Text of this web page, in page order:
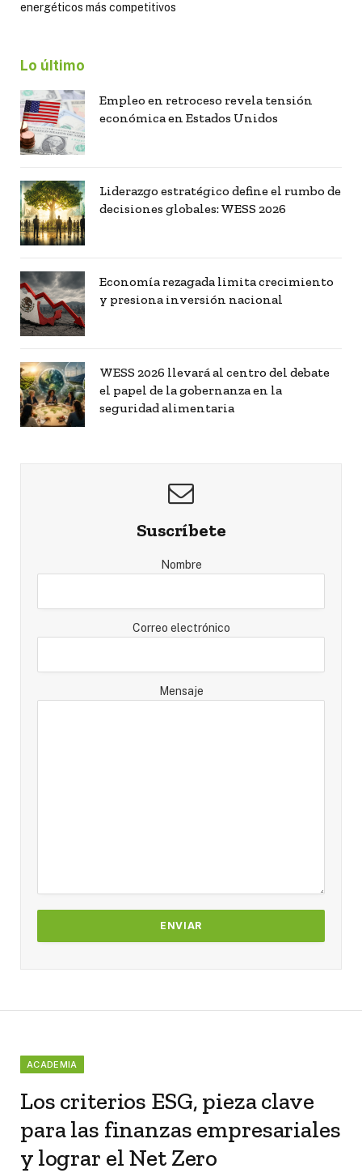
energéticos más competitivos
Lo último
Empleo en retroceso revela tensión
económica en Estados Unidos
Liderazgo estratégico define el rumbo de
decisiones globales: WESS 2026
Economía rezagada limita crecimiento
y presiona inversión nacional
WESS 2026 llevará al centro del debate
el papel de la gobernanza en la
seguridad alimentaria
Suscríbete
Nombre
Correo electrónico
Mensaje
ACADEMIA
Los criterios ESG, pieza clave
para las finanzas empresariales
y lograr el Net Zero